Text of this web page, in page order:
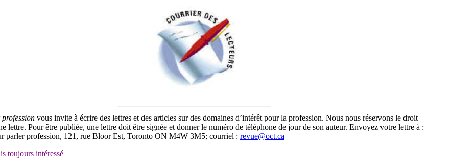
vous invite à écrire des lettres et des articles sur des domaines d’intérêt pour la profession. Nous nous réservons le droit
lettre. Pour être publiée, une lettre doit être signée et donner le numéro de téléphone de jour de son auteur. Envoyez votre lettre à :
parler profession, 121, rue Bloor Est, Toronto ON M4W 3M5; courriel : revue@oct.ca
toujours intéressé